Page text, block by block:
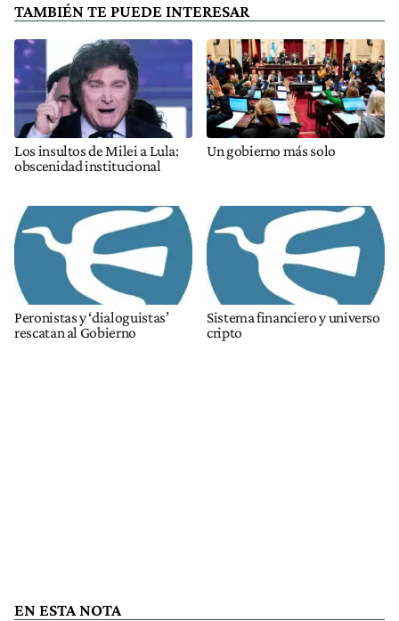
TAMBIÉN TE PUEDE INTERESAR
Los insultos de Milei a Lula:
obscenidad institucional
Un gobierno más solo
Peronistas y ‘dialoguistas’
rescatan al Gobierno
Sistema financiero y universo
cripto
EN ESTA NOTA